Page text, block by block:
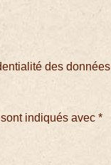
des données
indiqués avec*